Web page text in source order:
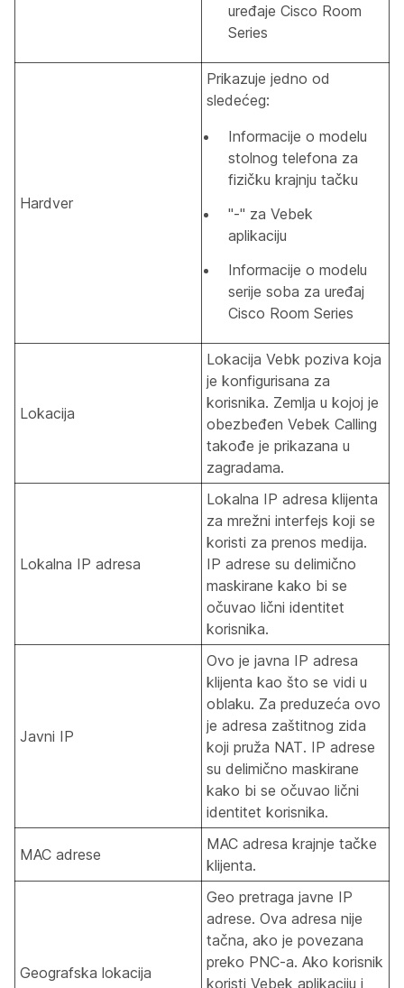
uređaje Cisco Room
Series
Hardver
Prikazuje jedno od
sledećeg:
Informacije o modelu
stolnog telefona za
fizičku krajnju tačku
"-" za Vebek
aplikaciju
Informacije o modelu
serije soba za uređaj
Cisco Room Series
Lokacija
Lokacija Vebk poziva koja
je konfigurisana za
korisnika. Zemlja u kojoj je
obezbeđen Vebek Calling
takođe je prikazana u
zagradama.
Lokalna IP adresa
Lokalna IP adresa klijenta
za mrežni interfejs koji se
koristi za prenos medija.
IP adrese su delimično
maskirane kako bi se
očuvao lični identitet
korisnika.
Javni IP
Ovo je javna IP adresa
klijenta kao što se vidi u
oblaku. Za preduzeća ovo
je adresa zaštitnog zida
koji pruža NAT. IP adrese
su delimično maskirane
kako bi se očuvao lični
identitet korisnika.
MAC adrese
MAC adresa krajnje tačke
klijenta.
Geografska lokacija
Geo pretraga javne IP
adrese. Ova adresa nije
tačna, ako je povezana
preko PNC-a. Ako korisnik
koristi Vebek aplikaciju i